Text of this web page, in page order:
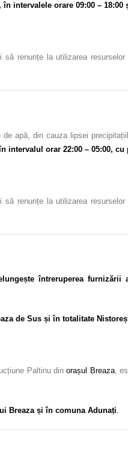
intervalele orare 09:00 –
renunțe la utilizarea
apă, din cauza lipsei
intervalul orar 22:00 – 05:00,
renunțe la utilizarea
întreruperea
de Sus și în totalitate
Paltinu dinorașul Breaza,
Breaza și în comuna Adunați.